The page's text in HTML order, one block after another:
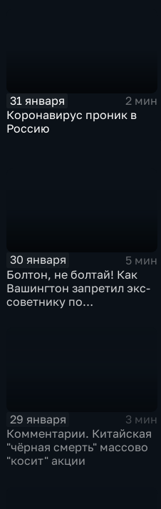
31 января
2 мин
Коронавирус проник в
Россию
30 января
5 мин
Болтон, не болтай! Как
Вашингтон запретил экс-
советнику по
29 января
3 мин
Комментарии. Китайская
"чёрная смерть" массово
"косит" акции